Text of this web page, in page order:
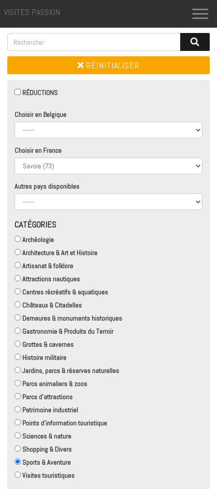
VISITES PASSION
RÉINITIALISER
RÉDUCTIONS
Choisir en Belgique
Choisir en France
Autres pays disponibles
CATÉGORIES
Archéologie
Architecture & Art et Histoire
Artisanat & folklore
Attractions nautiques
Centres récréatifs & aquatiques
Châteaux & Citadelles
Demeures & monuments historiques
Gastronomie & Produits du Terroir
Grottes & cavernes
Histoire militaire
Jardins, parcs & réserves naturelles
Parcs animaliers & zoos
Parcs d'attractions
Patrimoine industriel
Points d'information touristique
Sciences & nature
Shopping & Divers
Sports & Aventure
Visites touristiques